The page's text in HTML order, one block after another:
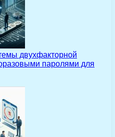
двухфакторной
паролями для